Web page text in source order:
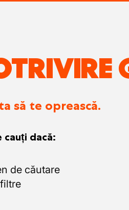
să te oprească.
cauți dacă:
de căutare